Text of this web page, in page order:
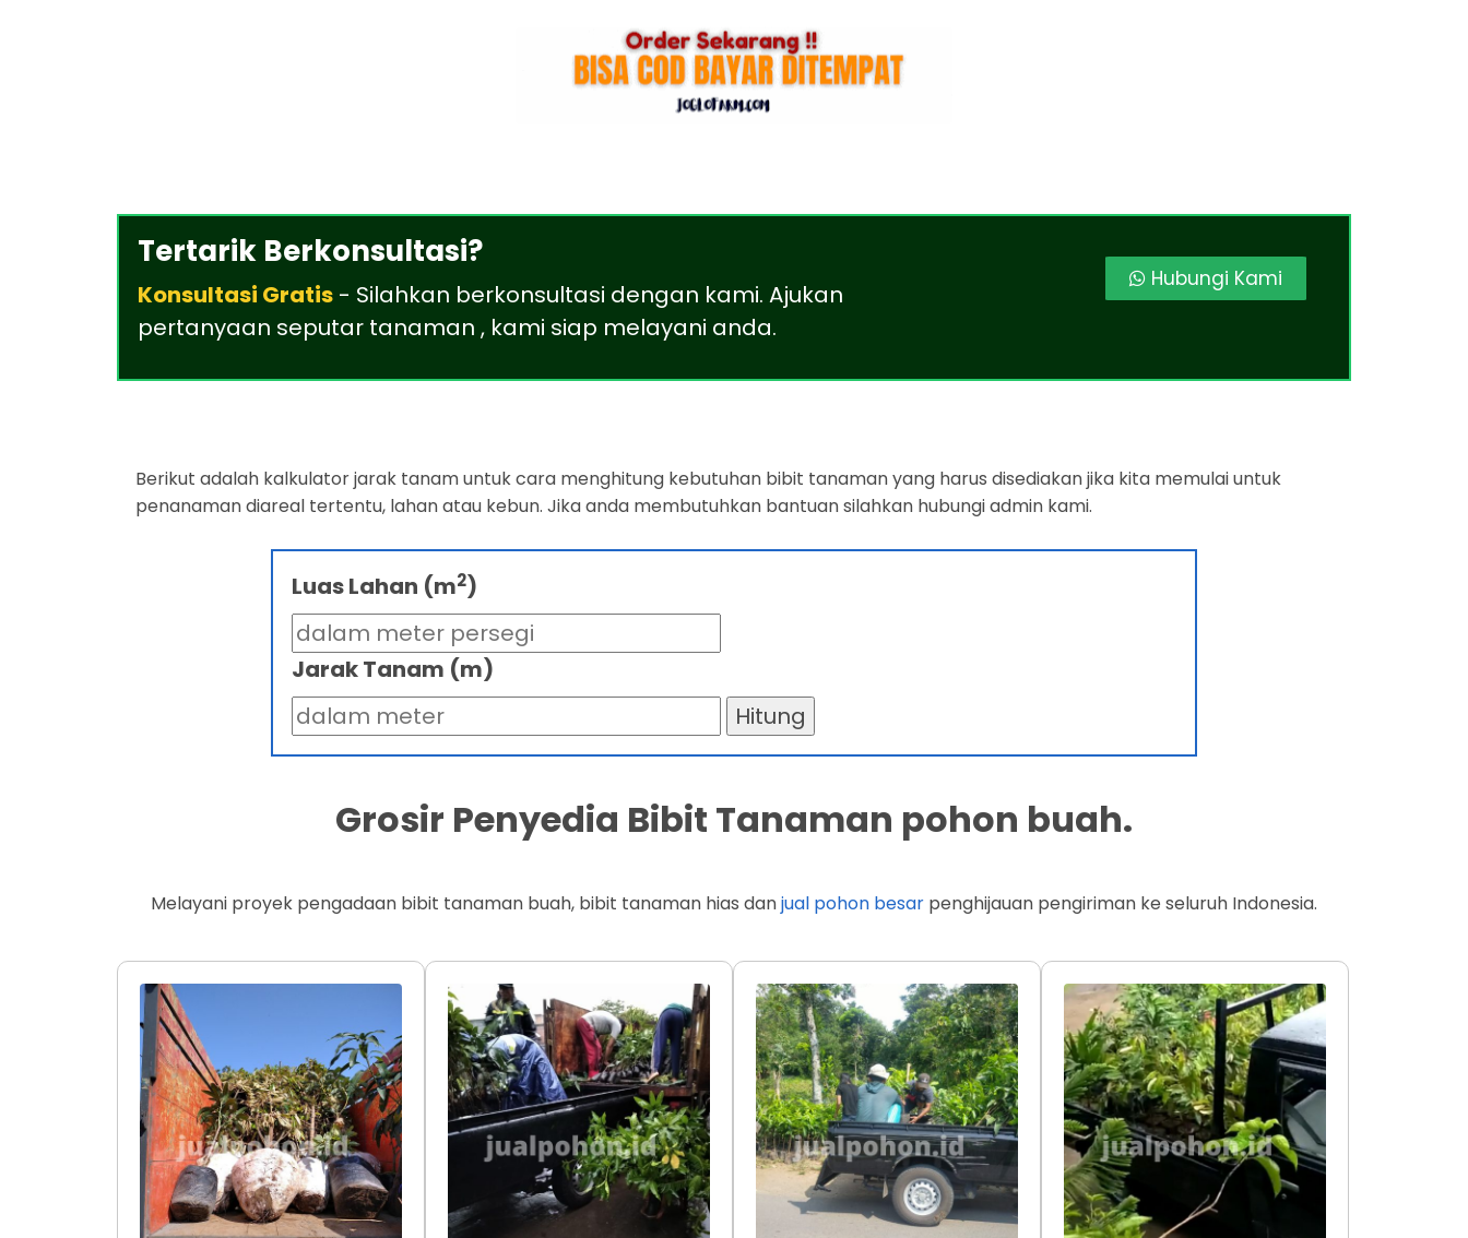
Tertarik Berkonsultasi?
Konsultasi Gratis - Silahkan berkonsultasi dengan kami. Ajukan
pertanyaan seputar tanaman , kami siap melayani anda.
Hubungi Kami
Berikut adalah kalkulator jarak tanam untuk cara menghitung kebutuhan bibit tanaman yang harus disediakan jika kita memulai untuk
penanaman diareal tertentu, lahan atau kebun. Jika anda membutuhkan bantuan silahkan hubungi admin kami.
Luas Lahan (m2)
Jarak Tanam (m)
Hitung
Grosir Penyedia Bibit Tanaman pohon buah.
Melayani proyek pengadaan bibit tanaman buah, bibit tanaman hias danjual pohon besar penghijauan pengiriman ke seluruh Indonesia.